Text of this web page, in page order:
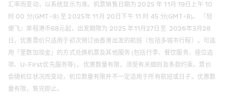
汇率而变动，以系统显示为准。机票销售日期为 2025 年 11月 19日上午 10
时 00 分(GMT+8) 至 2025年 11月 20日下午 11 时 45 分(GMT+8)。 『轻
便飞』单程港币68元起，出发期限为 2025 年11月27日至  2026年3月28
日，优惠票价只适用于初次预订由香港出发的航班（包括多城市行程）。可选
用「里数加现金」的方式兑换机票及其他服务 (包括行李、餐饮服务、座位选
项、U-First优先服务等) 。优惠数量有限，须受有关细则及条款约束。票价
会随机位状况而变动，机位数量有限并不一定适用于所有航班或日子。优惠数
量有限，售完即止。